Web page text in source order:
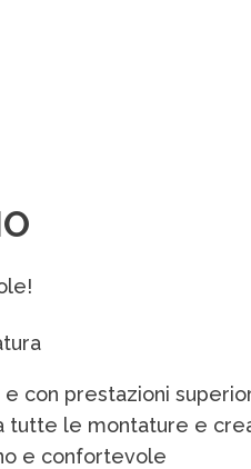
con prestazioni
tutte le montature e
e confortevole